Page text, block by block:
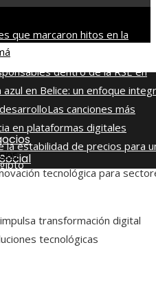
que marcaron hitos en la
importancia de integrar
dentro de la RSE en
azul en Belice: un enfoque
Las canciones más
en plataformas digitales
la estabilidad de precios para
tecnológica para